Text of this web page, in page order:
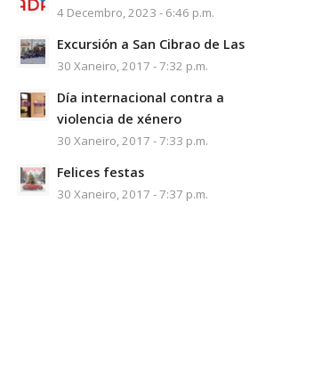
4 Decembro, 2023 - 6:46 p.m.
Excursión a San Cibrao de Las
30 Xaneiro, 2017 - 7:32 p.m.
Día internacional contra a
violencia de xénero
30 Xaneiro, 2017 - 7:33 p.m.
Felices festas
30 Xaneiro, 2017 - 7:37 p.m.